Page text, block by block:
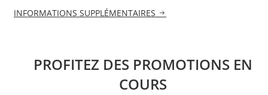
INFORMATIONS SUPPLÉMENTAIRES
PROFITEZ DES PROMOTIONS EN
COURS